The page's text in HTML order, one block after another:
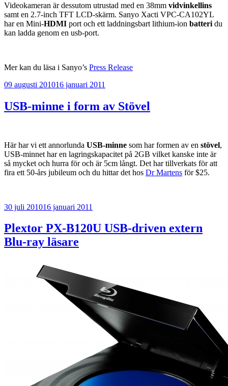
Videokameran är dessutom utrustad med en 38mm vidvinkellins
samt en 2.7-inch TFT LCD-skärm. Sanyo Xacti VPC-CA102YL
har en Mini-HDMI port och ett laddningsbart lithium-ion batteri du
kan ladda genom en usb-port.
Mer kan du läsa i Sanyo’s Press Release
Publicerat
09 augusti 201016 januari 2011
USB-minne i form av Stövel
Här har vi ett annorlunda USB-minne som har formen av en stövel,
USB-minnet har en lagringskapacitet på 2GB vilket kanske inte är
så mycket och hurra för och är 5cm långt. Det har tillverkats för att
fira ett 50-års jubileum och du hittar det hos Dr Martens för $25.
Publicerat
30 juli 201016 januari 2011
Plextor PX-B120U USB-driven extern
Blu-ray läsare